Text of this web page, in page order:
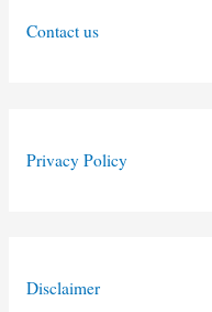
Contact us
Privacy Policy
Disclaimer